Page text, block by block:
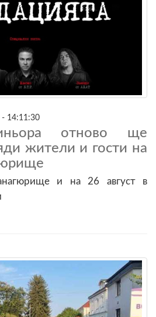
14:11:30
отново ще
жители и гости на
и на 26 август в